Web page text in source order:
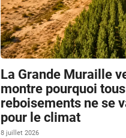
La Grande Muraille
montre pourquoi
reboisements ne se
pour le climat
8 juillet 2026